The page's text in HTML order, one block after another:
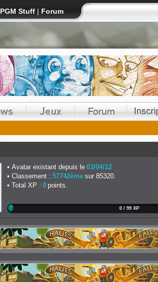
PGM Stuff | Forum
Avatar existant depuis le 03/04/12
Classement : 57742ème sur 85320.
Total XP : 0 points.
0 / 99 XP